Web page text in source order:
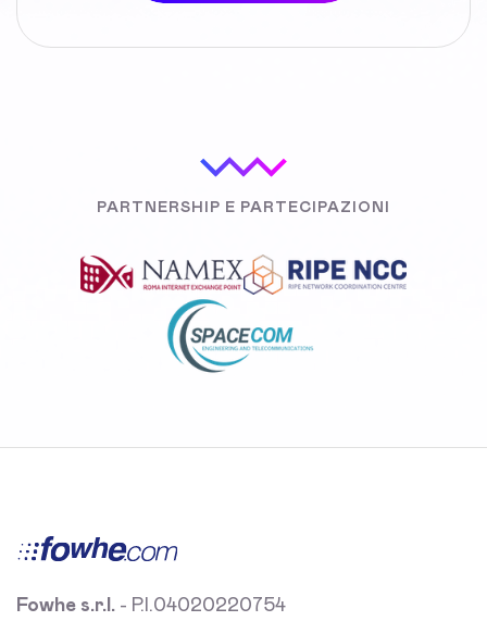
PARTNERSHIP E PARTECIPAZIONI
Fowhe s.r.l. - P.I.04020220754